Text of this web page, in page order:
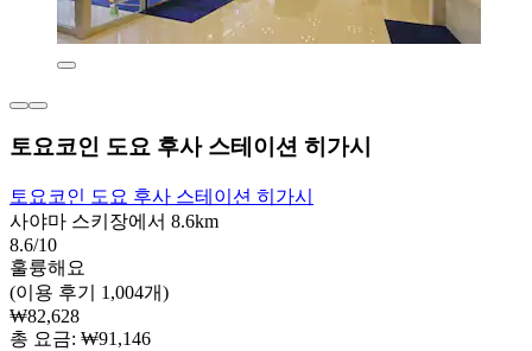
토요코인 도요 후사 스테이션 히가시
토요코인 도요 후사 스테이션 히가시
사야마 스키장에서 8.6km
8.6/10
훌륭해요
(이용 후기 1,004개)
₩82,628
총 요금: ₩91,146